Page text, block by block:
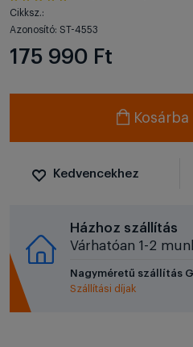
Cikksz.:
Azonosító: ST-4553
175 990 Ft
Kedvencekhez
Házhoz szállítás
Várhatóan 1-2
Nagyméretű szállítás
Szállítási díjak